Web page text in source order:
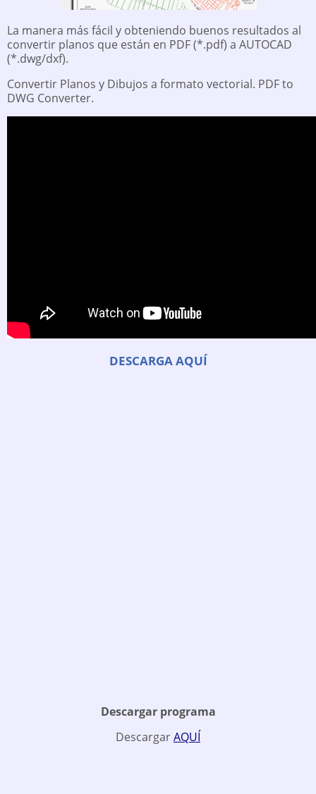
La manera más fácil y obteniendo buenos resultados al
convertir planos que están en PDF (*.pdf) a AUTOCAD
(*.dwg/dxf).
Convertir Planos y Dibujos a formato vectorial. PDF to
DWG Converter.
DESCARGA AQUÍ
Descargar programa
DescargarAQUÍ